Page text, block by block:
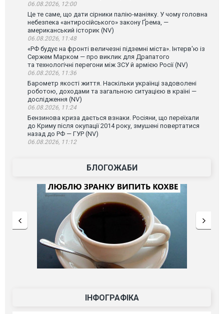
06.08.2026, 12:00
Це те саме, що дати сірники палію-маніяку. У чому головна
небезпека «антиросійського» закону Ґрема, —
американський історик (NV)
06.08.2026, 11:48
«РФ будує на фронті величезні підземні міста». Інтерв'ю із
Сержем Марком — про виклик для Драпатого
та технологічні перегони між ЗСУ й армією Росії (NV)
06.08.2026, 11:36
Барометр якості життя. Наскільки українці задоволені
роботою, доходами та загальною ситуацією в країні —
дослідження (NV)
06.08.2026, 11:24
Бензинова криза дається взнаки. Росіяни, що переїхали
до Криму після окупації 2014 року, змушені повертатися
назад до РФ — ГУР (NV)
06.08.2026, 11:12
БЛОГОЖАБИ
ІНФОГРАФІКА